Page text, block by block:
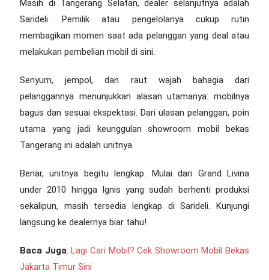
Masih di Tangerang Selatan, dealer selanjutnya adalah
Sarideli. Pemilik atau pengelolanya cukup rutin
membagikan momen saat ada pelanggan yang deal atau
melakukan pembelian mobil di sini.
Senyum, jempol, dan raut wajah bahagia dari
pelanggannya menunjukkan alasan utamanya: mobilnya
bagus dan sesuai ekspektasi. Dari ulasan pelanggan, poin
utama yang jadi keunggulanshowroom mobil bekas
Tangerang ini adalah unitnya.
Benar, unitnya begitu lengkap. Mulai dari Grand Livina
under 2010 hingga Ignis yang sudah berhenti produksi
sekalipun, masih tersedia lengkap di Sarideli. Kunjungi
langsung ke dealernya biar tahu!
Baca Juga:Lagi Cari Mobil? Cek Showroom Mobil Bekas
Jakarta Timur Sini